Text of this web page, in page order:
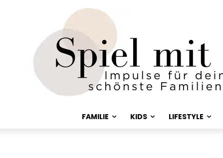
FAMILIE KIDS LIFESTYLE